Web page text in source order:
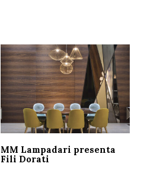
MM Lampadari presenta
Fili Dorati